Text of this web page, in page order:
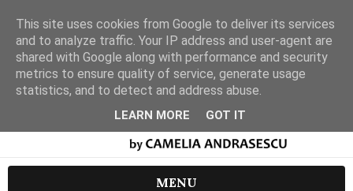
MENU
This site uses cookies from Google to deliver its services
and to analyze traffic. Your IP address and user-agent are
shared with Google along with performance and security
metrics to ensure quality of service, generate usage
statistics, and to detect and address abuse.
LEARN MORE GOT IT